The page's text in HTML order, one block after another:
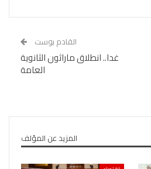
القادم بوست
غدا.. انطلاق ماراثون الثانوية
العامة
المزيد عن المؤلف